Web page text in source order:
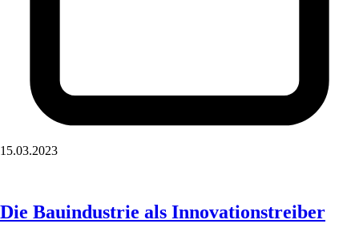
15.03.2023
Die Bauindustrie als Innovationstreiber